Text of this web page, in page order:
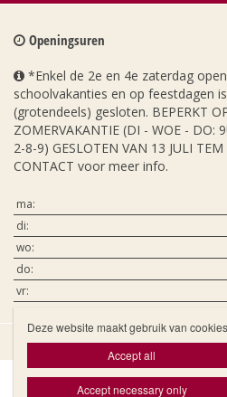
Openingsuren
*Enkel de 2e en 4e zaterdag
schoolvakanties en op feestdagen
(grotendeels) gesloten. BEPERKT
ZOMERVAKANTIE (DI - WOE - DO:
2-8-9) GESLOTEN VAN 13 JULI
CONTACT voor meer info.
ma:
di:
wo:
do:
vr:
Deze website maakt gebruik van
Accept all
Accept necessary only